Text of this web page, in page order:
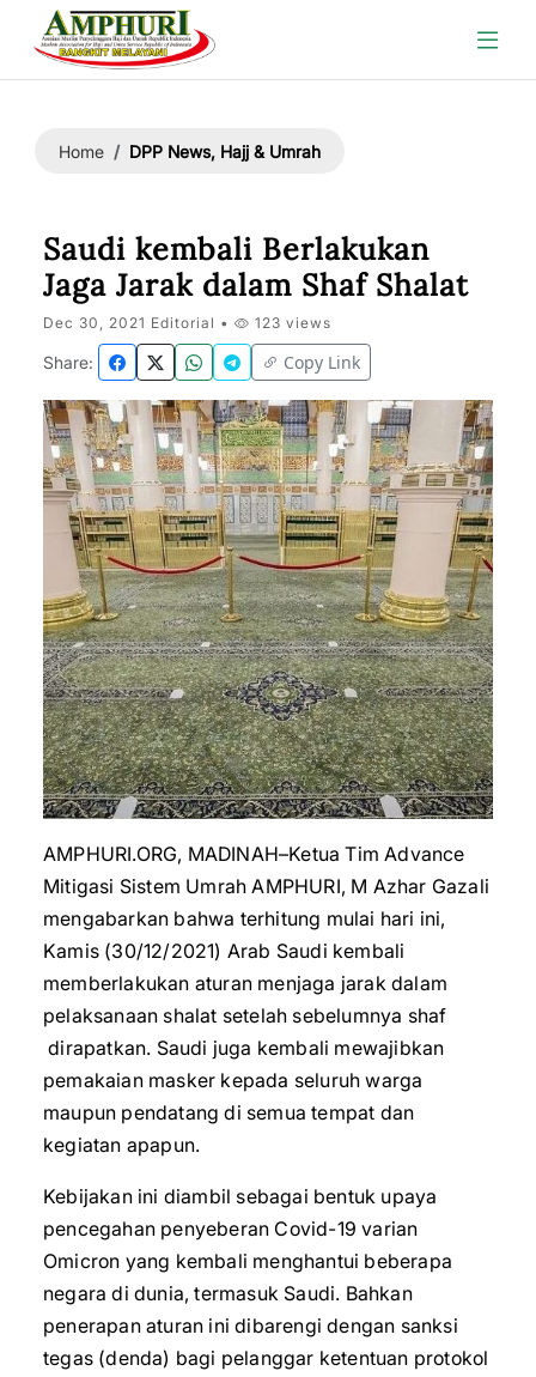
Home DPP News, Hajj & Umrah
Saudi kembali Berlakukan
Jaga Jarak dalam Shaf Shalat
Dec 30, 2021 Editorial • 123 views
Share: Copy Link
AMPHURI.ORG, MADINAH–Ketua Tim Advance
Mitigasi Sistem Umrah AMPHURI, M Azhar Gazali
mengabarkan bahwa terhitung mulai hari ini,
Kamis (30/12/2021) Arab Saudi kembali
memberlakukan aturan menjaga jarak dalam
pelaksanaan shalat setelah sebelumnya shaf
dirapatkan. Saudi juga kembali mewajibkan
pemakaian masker kepada seluruh warga
maupun pendatang di semua tempat dan
kegiatan apapun.
Kebijakan ini diambil sebagai bentuk upaya
pencegahan penyeberan Covid-19 varian
Omicron yang kembali menghantui beberapa
negara di dunia, termasuk Saudi. Bahkan
penerapan aturan ini dibarengi dengan sanksi
tegas (denda) bagi pelanggar ketentuan protokol